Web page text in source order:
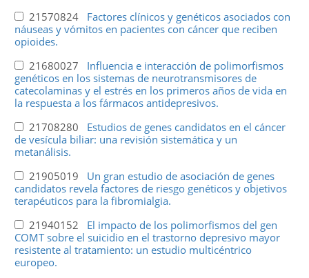
21570824 Factores clínicos y genéticos asociados con
náuseas y vómitos en pacientes con cáncer que reciben
opioides.
21680027 Influencia e interacción de polimorfismos
genéticos en los sistemas de neurotransmisores de
catecolaminas y el estrés en los primeros años de vida en
la respuesta a los fármacos antidepresivos.
21708280 Estudios de genes candidatos en el cáncer
de vesícula biliar: una revisión sistemática y un
metanálisis.
21905019 Un gran estudio de asociación de genes
candidatos revela factores de riesgo genéticos y objetivos
terapéuticos para la fibromialgia.
21940152 El impacto de los polimorfismos del gen
COMT sobre el suicidio en el trastorno depresivo mayor
resistente al tratamiento: un estudio multicéntrico
europeo.